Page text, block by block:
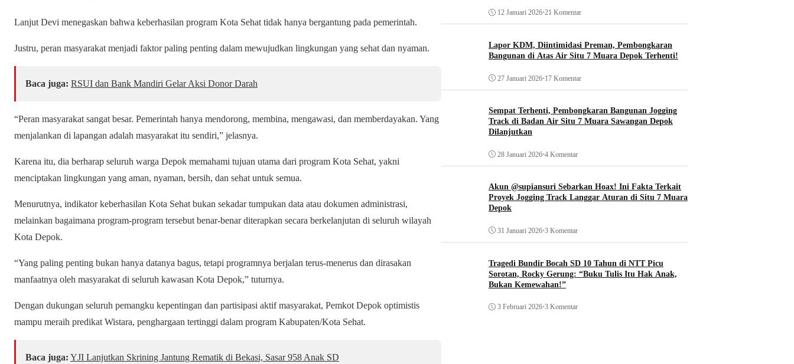
Lanjut Devi menegaskan bahwa keberhasilan program Kota Sehat tidak hanya bergantung pada pemerintah.
Justru, peran masyarakat menjadi faktor paling penting dalam mewujudkan lingkungan yang sehat dan nyaman.
Baca juga: RSUI dan Bank Mandiri Gelar Aksi Donor Darah
“Peran masyarakat sangat besar. Pemerintah hanya mendorong, membina, mengawasi, dan memberdayakan. Yang
menjalankan di lapangan adalah masyarakat itu sendiri,” jelasnya.
Karena itu, dia berharap seluruh warga Depok memahami tujuan utama dari program Kota Sehat, yakni
menciptakan lingkungan yang aman, nyaman, bersih, dan sehat untuk semua.
Menurutnya, indikator keberhasilan Kota Sehat bukan sekadar tumpukan data atau dokumen administrasi,
melainkan bagaimana program-program tersebut benar-benar diterapkan secara berkelanjutan di seluruh wilayah
Kota Depok.
“Yang paling penting bukan hanya datanya bagus, tetapi programnya berjalan terus-menerus dan dirasakan
manfaatnya oleh masyarakat di seluruh kawasan Kota Depok,” tuturnya.
Dengan dukungan seluruh pemangku kepentingan dan partisipasi aktif masyarakat, Pemkot Depok optimistis
mampu meraih predikat Wistara, penghargaan tertinggi dalam program Kabupaten/Kota Sehat.
Baca juga: YJI Lanjutkan Skrining Jantung Rematik di Bekasi, Sasar 958 Anak SD
12 Januari 2026•21 Komentar
Lapor KDM, Diintimidasi Preman, Pembongkaran
Bangunan di Atas Air Situ 7 Muara Depok Terhenti!
27 Januari 2026•17 Komentar
Sempat Terhenti, Pembongkaran Bangunan Jogging
Track di Badan Air Situ 7 Muara Sawangan Depok
Dilanjutkan
28 Januari 2026•4 Komentar
Akun @supiansuri Sebarkan Hoax! Ini Fakta Terkait
Proyek Jogging Track Langgar Aturan di Situ 7 Muara
Depok
31 Januari 2026•3 Komentar
Tragedi Bundir Bocah SD 10 Tahun di NTT Picu
Sorotan, Rocky Gerung: “Buku Tulis Itu Hak Anak,
Bukan Kemewahan!”
3 Februari 2026•3 Komentar